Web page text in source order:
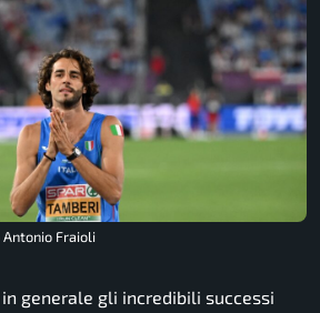
Antonio Fraioli
in generale gli incredibili successi